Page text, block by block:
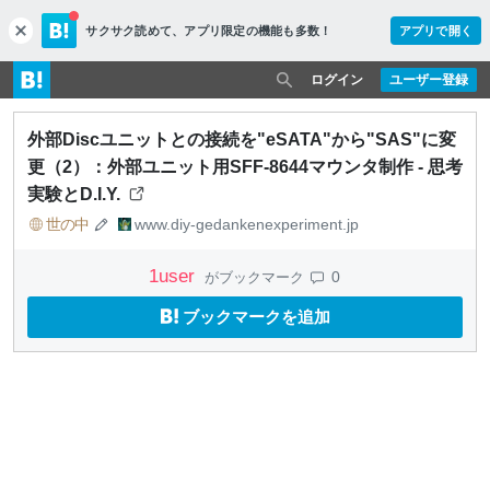
c
l
o
s
e
サクサク読めて、 アプリ限定の機能も多数！ アプリで開く
ユーザー登録
ログイン
外部Discユニットとの接続を"eSATA"から"SAS"に変
更（2）：外部ユニット用SFF-8644マウンタ制作 - 思考
実験とD.I.Y.
世の中 www.diy-gedankenexperiment.jp
1user がブックマーク 0
ブックマークを追加